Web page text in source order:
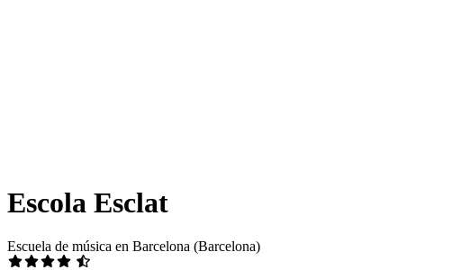
Escola Esclat
Escuela de música en Barcelona (Barcelona)